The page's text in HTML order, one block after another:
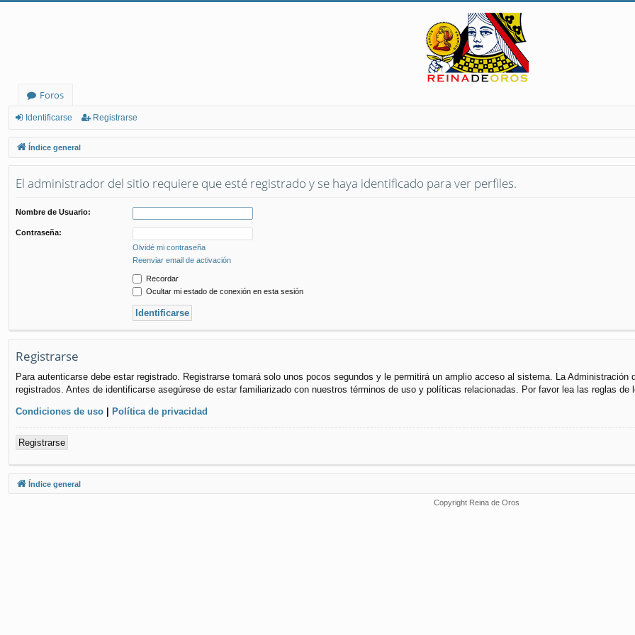
Foros
Identificarse Registrarse
Índice general
El administrador del sitio requiere que esté registrado y se haya identificado para ver perfiles.
Nombre de Usuario:
Contraseña:
Olvidé mi contraseña
Reenviar email de activación
Recordar
Ocultar mi estado de conexión en esta sesión
Registrarse
Para autenticarse debe estar registrado. Registrarse tomará solo unos pocos segundos y le permitirá un amplio acceso al sistema. La
registrados. Antes de identificarse asegúrese de estar familiarizado con nuestros términos de uso y políticas relacionadas. Por favor lea las reglas de
Condiciones de uso | Política de privacidad
Registrarse
Índice general
Copyright Reina de Oros